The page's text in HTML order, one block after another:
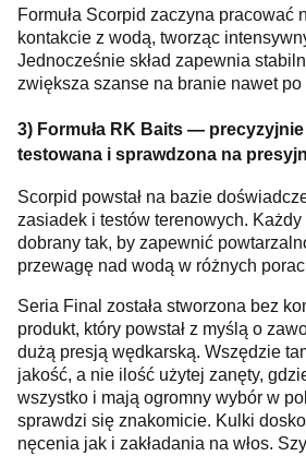
Formuła Scorpid zaczyna pracować
kontakcie z wodą, tworząc
Jednocześnie skład zapewnia
zwiększa szanse na branie nawet
3) Formuła RK Baits —
testowana i sprawdzona na
Scorpid powstał na bazie
zasiadek i testów terenowych. Każdy
dobrany tak, by zapewnić
przewagę nad wodą w różnych
Seria Final została stworzona bez
produkt, który powstał z myślą o
dużą presją wędkarską. Wszędzie
jakość, a nie ilość użytej zanęty,
wszystko i mają ogromny wybór w
sprawdzi się znakomicie. Kulki
nęcenia jak i zakładania na włos.